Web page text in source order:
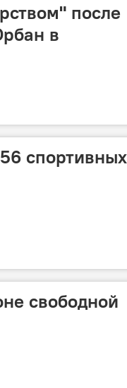
после
в
спортивных
свободной